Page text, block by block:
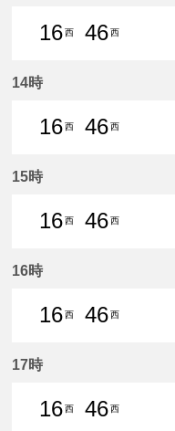
16西
46西
14時
16西
46西
15時
16西
46西
16時
16西
46西
17時
16西
46西